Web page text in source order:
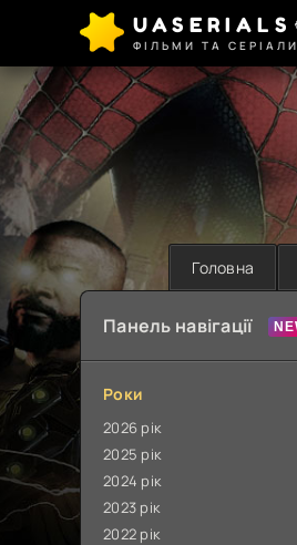
ФІЛЬМИ ТА СЕРІАЛИ
Головна
Панель навігації
Роки
2026 рік
2025 рік
2024 рік
2023 рік
2022 рік